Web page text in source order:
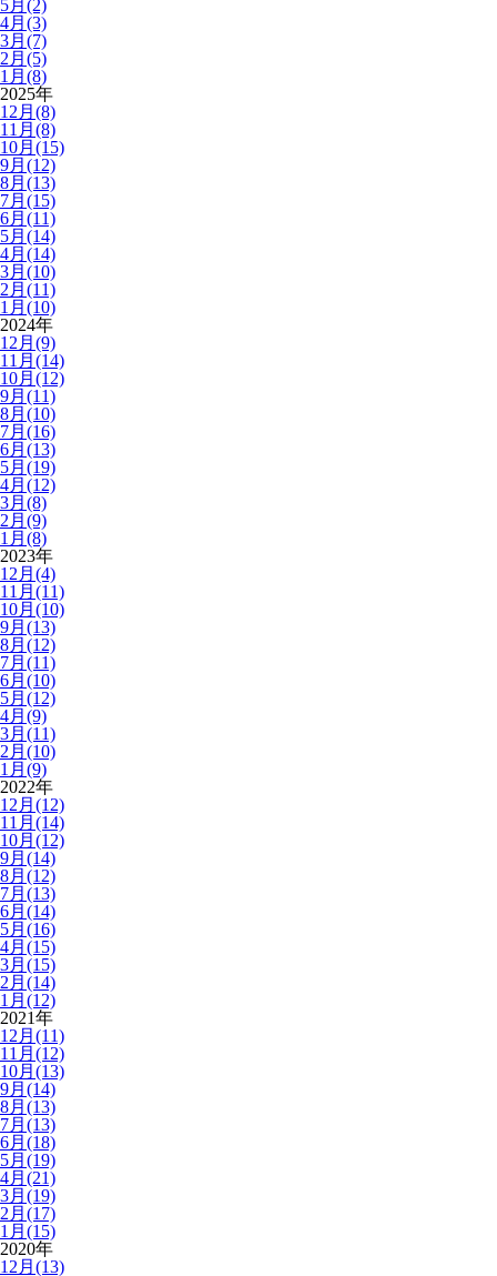
5月(2)
4月(3)
3月(7)
2月(5)
1月(8)
2025年
12月(8)
11月(8)
10月(15)
9月(12)
8月(13)
7月(15)
6月(11)
5月(14)
4月(14)
3月(10)
2月(11)
1月(10)
2024年
12月(9)
11月(14)
10月(12)
9月(11)
8月(10)
7月(16)
6月(13)
5月(19)
4月(12)
3月(8)
2月(9)
1月(8)
2023年
12月(4)
11月(11)
10月(10)
9月(13)
8月(12)
7月(11)
6月(10)
5月(12)
4月(9)
3月(11)
2月(10)
1月(9)
2022年
12月(12)
11月(14)
10月(12)
9月(14)
8月(12)
7月(13)
6月(14)
5月(16)
4月(15)
3月(15)
2月(14)
1月(12)
2021年
12月(11)
11月(12)
10月(13)
9月(14)
8月(13)
7月(13)
6月(18)
5月(19)
4月(21)
3月(19)
2月(17)
1月(15)
2020年
12月(13)